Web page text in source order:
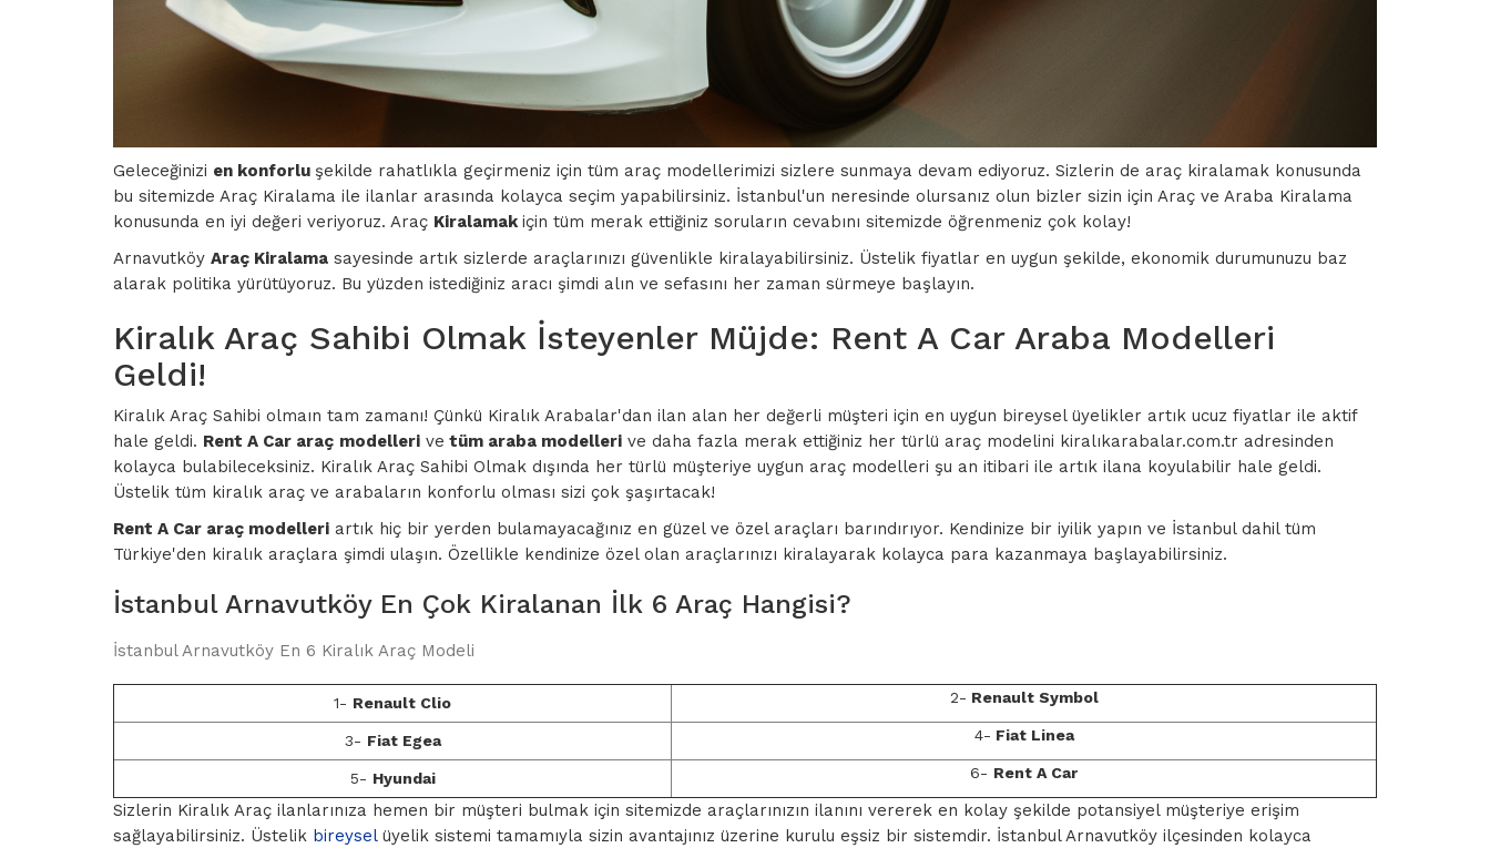
Geleceğinizi en konforlu şekilde rahatlıkla geçirmeniz için tüm araç modellerimizi sizlere sunmaya devam ediyoruz. Sizlerin de araç kiralamak konusunda
bu sitemizde Araç Kiralama ile ilanlar arasında kolayca seçim yapabilirsiniz. İstanbul'un neresinde olursanız olun bizler sizin için Araç ve Araba Kiralama
konusunda en iyi değeri veriyoruz. Araç Kiralamakiçin tüm merak ettiğiniz soruların cevabını sitemizde öğrenmeniz çok kolay!
Arnavutköy Araç Kiralama sayesinde artık sizlerde araçlarınızı güvenlikle kiralayabilirsiniz. Üstelik fiyatlar en uygun şekilde, ekonomik durumunuzu baz
alarak politika yürütüyoruz. Bu yüzden istediğiniz aracı şimdi alın ve sefasını her zaman sürmeye başlayın.
Kiralık Araç Sahibi Olmak İsteyenler Müjde: Rent A Car Araba Modelleri
Geldi!
Kiralık Araç Sahibi olmaın tam zamanı! Çünkü Kiralık Arabalar'dan ilan alan her değerli müşteri için en uygun bireysel üyelikler artık ucuz fiyatlar ile aktif
hale geldi. Rent A Car araç modelleri ve tüm araba modelleri ve daha fazla merak ettiğiniz her türlü araç modelini kiralıkarabalar.com.tr adresinden
kolayca bulabileceksiniz. Kiralık Araç Sahibi Olmak dışında her türlü müşteriye uygun araç modelleri şu an itibari ile artık ilana koyulabilir hale geldi.
Üstelik tüm kiralık araç ve arabaların konforlu olması sizi çok şaşırtacak!
Rent A Car araç modelleri artık hiç bir yerden bulamayacağınız en güzel ve özel araçları barındırıyor. Kendinize bir iyilik yapın ve İstanbul dahil tüm
Türkiye'den kiralık araçlara şimdi ulaşın. Özellikle kendinize özel olan araçlarınızı kiralayarak kolayca para kazanmaya başlayabilirsiniz.
İstanbul Arnavutköy En Çok Kiralanan İlk 6 Araç Hangisi?
İstanbul Arnavutköy En 6 Kiralık Araç Modeli
1- Renault Clio 2- Renault Symbol
3- Fiat Egea 4- Fiat Linea
5- Hyundai 6- Rent A Car
Sizlerin Kiralık Araç ilanlarınıza hemen bir müşteri bulmak için sitemizde araçlarınızın ilanını vererek en kolay şekilde potansiyel müşteriye erişim
sağlayabilirsiniz. Üstelik bireyselüyelik sistemi tamamıyla sizin avantajınız üzerine kurulu eşsiz bir sistemdir. İstanbul Arnavutköy ilçesinden kolayca